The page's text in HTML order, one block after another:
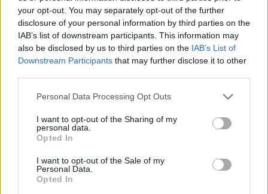
your opt-out. You may separately opt-out of the further
disclosure of your personal information by third parties on the
IAB’s list of downstream participants. This information may
also be disclosed by us to third parties on the IAB’s List of
Downstream Participants that may further disclose it to other
Please note that this website/app uses one or more Google
not limited to your visit or usage behaviour. You may click to
grant or deny consent to Google and its third-party tags to
use your data for below specified purposes in below Google
consent section.
Personal Data Processing Opt Outs
I want to opt-out of the Sharing of my
personal data.
Opted In
I want to opt-out of the Sale of my
Personal Data.
Opted In
tovább
Spiró drámával emlékeznek a lengyel
színészlegendára
2015. 01. 10.